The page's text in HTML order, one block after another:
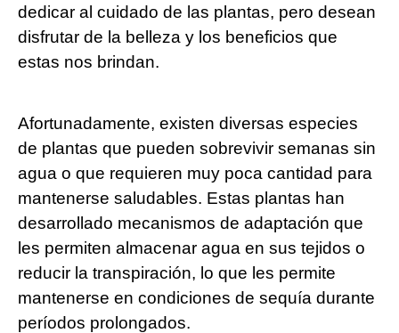
dedicar al cuidado de las plantas, pero desean
disfrutar de la belleza y los beneficios que
estas nos brindan.
Afortunadamente, existen diversas especies
de plantas que pueden sobrevivir semanas sin
agua o que requieren muy poca cantidad para
mantenerse saludables. Estas plantas han
desarrollado mecanismos de adaptación que
les permiten almacenar agua en sus tejidos o
reducir la transpiración, lo que les permite
mantenerse en condiciones de sequía durante
períodos prolongados.